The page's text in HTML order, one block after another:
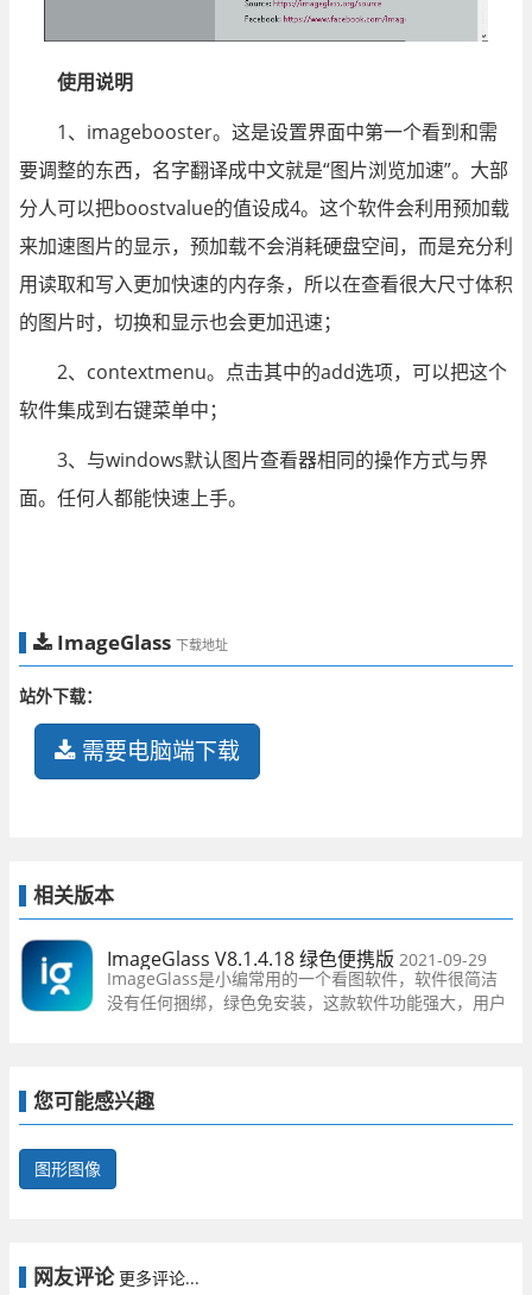
使用说明
1、imagebooster。这是设置界面中第一个看到和需
要调整的东西，名字翻译成中文就是“图片浏览加速”。大部
分人可以把boostvalue的值设成4。这个软件会利用预加载
来加速图片的显示，预加载不会消耗硬盘空间，而是充分利
用读取和写入更加快速的内存条，所以在查看很大尺寸体积
的图片时，切换和显示也会更加迅速；
2、contextmenu。点击其中的add选项，可以把这个
软件集成到右键菜单中；
3、与windows默认图片查看器相同的操作方式与界
面。任何人都能快速上手。
ImageGlass 下载地址
站外下载：
需要电脑端下载
相关版本
ImageGlass V8.1.4.18 绿色便携版 2021-09-29
ImageGlass是小编常用的一个看图软件，软件很简洁
没有任何捆绑，绿色免安装，这款软件功能强大，用户
您可能感兴趣
图形图像
网友评论 更多评论...